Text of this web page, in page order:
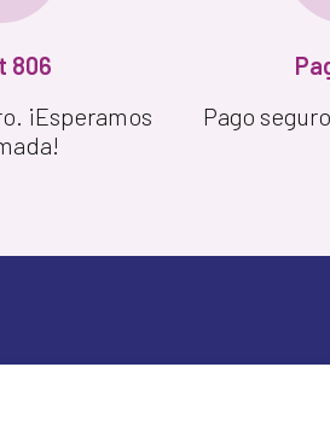
806
¡Esperamos
Pago